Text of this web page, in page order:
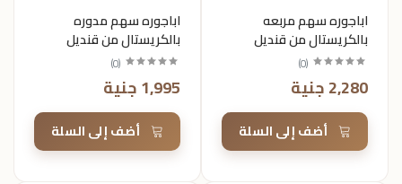
اباجوره سهم مربعه
بالكريستال من قنديل
(
0
)
2,280 جنية
أضف إلى السلة
اباجوره سهم مدوره
بالكريستال من قنديل
(
0
)
1,995 جنية
أضف إلى السلة